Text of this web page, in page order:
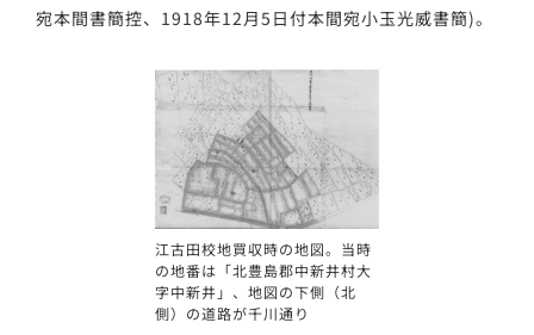
宛本間書簡控、1918年12月5日付本間宛小玉光威書簡)。
江古田校地買収時の地図。当時
の地番は「北豊島郡中新井村大
字中新井」、地図の下側（北
側）の道路が千川通り